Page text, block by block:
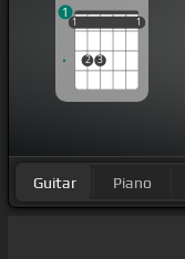
1
2 3
1
1 1
1
Guitar Piano